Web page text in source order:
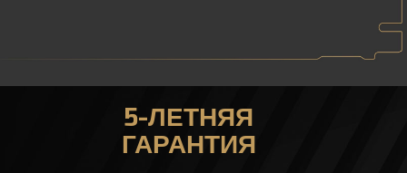
5-ЛЕТНЯЯ
ГАРАНТИЯ